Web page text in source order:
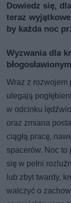
Dowiedz się,
teraz
by każda noc
Wyzwania dla
Wraz z rozwojem
ulegają
w odcinku
oraz zmiana
ciągłą pracę,
spacerów. Noc to
się w pełni
lub zbyt twardy,
walczyć o